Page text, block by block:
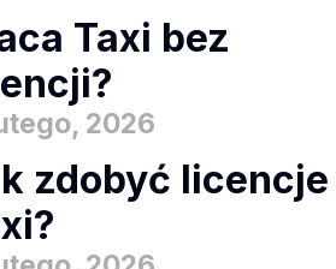
Taxi bez
2026
zdobyć licencje